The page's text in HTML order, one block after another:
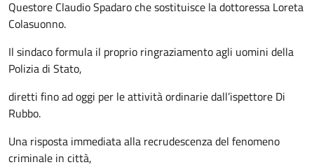
Questore Claudio Spadaro che sostituisce la dottoressa Loreta
Colasuonno.
Il sindaco formula il proprio ringraziamento agli uomini della
Polizia di Stato,
diretti fino ad oggi per le attività ordinarie dall’ispettore Di
Rubbo.
Una risposta immediata alla recrudescenza del fenomeno
criminale in città,